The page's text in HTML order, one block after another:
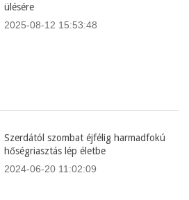
ülésére
2025-08-12 15:53:48
Szerdától szombat éjfélig harmadfokú
hőségriasztás lép életbe
2024-06-20 11:02:09